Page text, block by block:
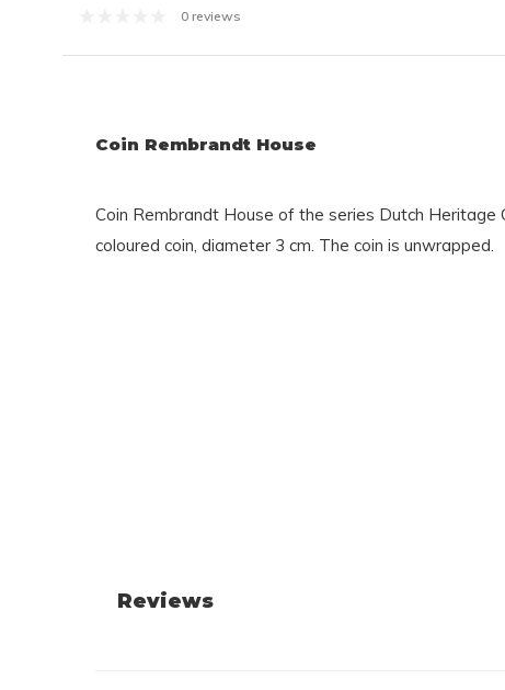
0 reviews
Coin Rembrandt House
Coin Rembrandt House of the series Dutch Heritage
coloured coin, diameter 3 cm. The coin is unwrapped.
Reviews